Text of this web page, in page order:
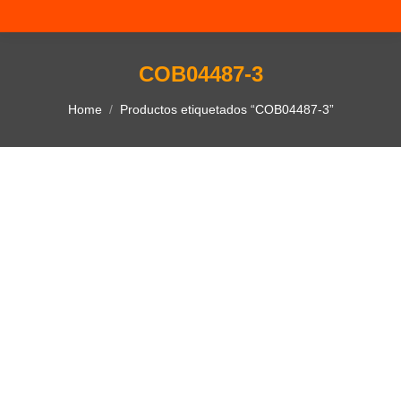
COB04487-3
You are here:
Home Productos etiquetados “COB04487-3”